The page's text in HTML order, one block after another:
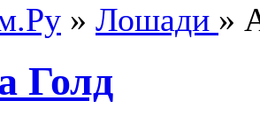
» Лошади »
Голд